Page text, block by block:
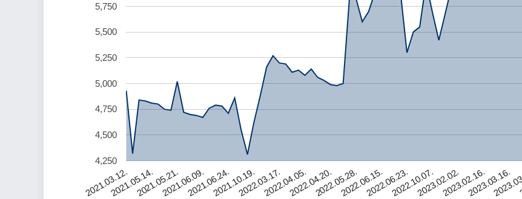
2021.03.12.2021.05.14.2021.05.21.2021.06.09.2021.06.24.2021.10.19.2022.03.17.2022.04.05.2022.04.20.2022.05.28.2022.06.15.2022.06.23.2022.10.07.2023.02.02.2023.02.16.2023.03.16.
4,250
4,500
4,750
5,000
5,250
5,500
5,750